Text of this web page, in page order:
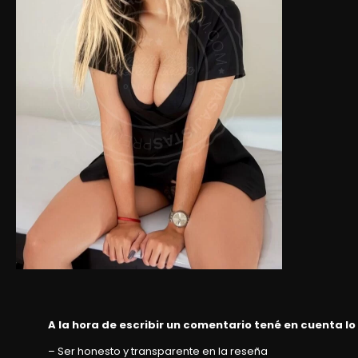
A la hora de escribir un comentario tené en cuenta
– Ser honesto y transparente en la reseña